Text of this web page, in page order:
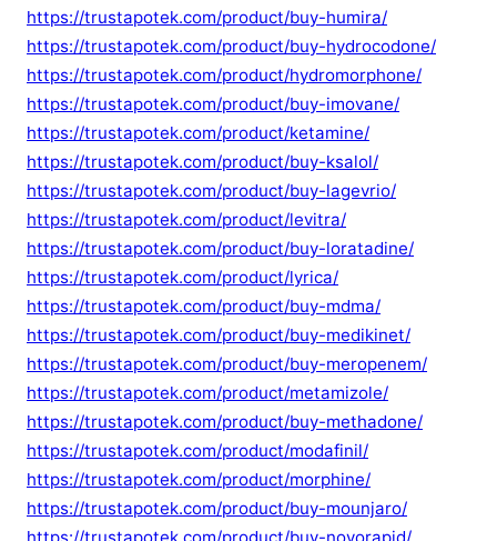
https://trustapotek.com/product/buy-humira/
https://trustapotek.com/product/buy-hydrocodone/
https://trustapotek.com/product/hydromorphone/
https://trustapotek.com/product/buy-imovane/
https://trustapotek.com/product/ketamine/
https://trustapotek.com/product/buy-ksalol/
https://trustapotek.com/product/buy-lagevrio/
https://trustapotek.com/product/levitra/
https://trustapotek.com/product/buy-loratadine/
https://trustapotek.com/product/lyrica/
https://trustapotek.com/product/buy-mdma/
https://trustapotek.com/product/buy-medikinet/
https://trustapotek.com/product/buy-meropenem/
https://trustapotek.com/product/metamizole/
https://trustapotek.com/product/buy-methadone/
https://trustapotek.com/product/modafinil/
https://trustapotek.com/product/morphine/
https://trustapotek.com/product/buy-mounjaro/